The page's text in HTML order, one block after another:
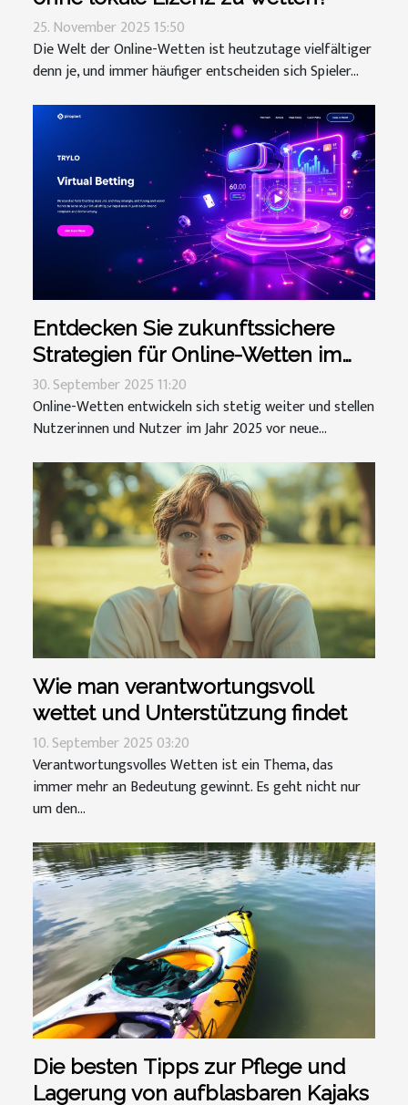
25. November 2025 15:50
Die Welt der Online-Wetten ist heutzutage vielfältiger
denn je, und immer häufiger entscheiden sich Spieler...
Entdecken Sie zukunftssichere
Strategien für Online-Wetten im
Jahr 2025
30. September 2025 11:20
Online-Wetten entwickeln sich stetig weiter und stellen
Nutzerinnen und Nutzer im Jahr 2025 vor neue...
Wie man verantwortungsvoll
wettet und Unterstützung findet
10. September 2025 03:20
Verantwortungsvolles Wetten ist ein Thema, das
immer mehr an Bedeutung gewinnt. Es geht nicht nur
um den...
Die besten Tipps zur Pflege und
Lagerung von aufblasbaren Kajaks